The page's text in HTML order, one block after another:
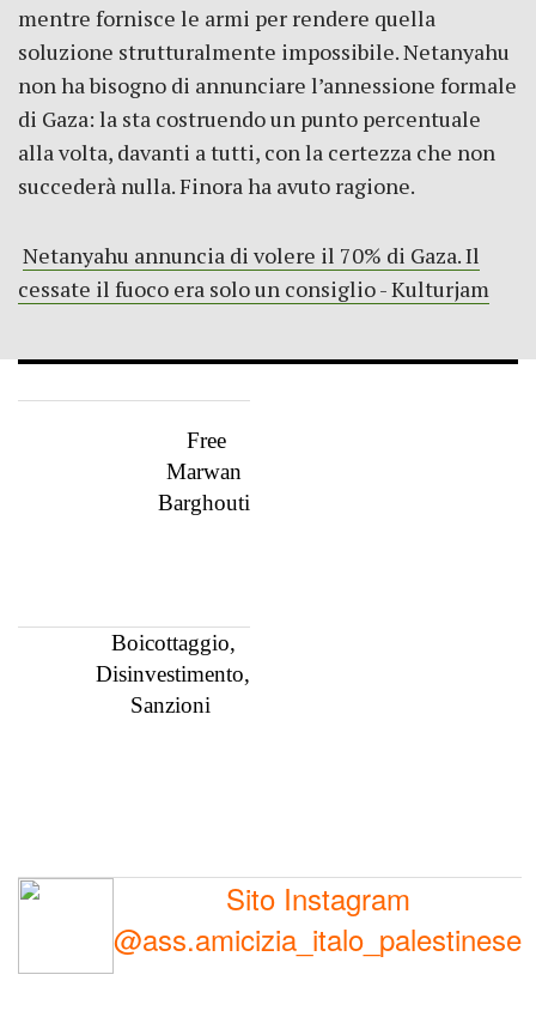
mentre fornisce le armi per rendere quella
soluzione strutturalmente impossibile. Netanyahu
non ha bisogno di annunciare l’annessione formale
di Gaza: la sta costruendo un punto percentuale
alla volta, davanti a tutti, con la certezza che non
succederà nulla. Finora ha avuto ragione.
Netanyahu annuncia di volere il 70% di Gaza. Il
cessate il fuoco era solo un consiglio - Kulturjam
Free
Marwan
Barghouti
Boicottaggio,
Disinvestimento,
Sanzioni
Sito Instagram
@ass.amicizia_italo_palestinese